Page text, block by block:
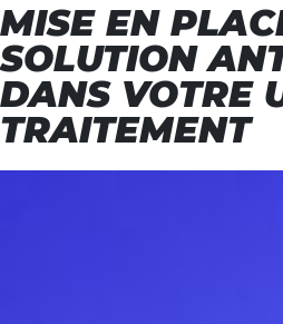
MISE EN
SOLUTION
DANS VOTRE
TRAITEMENT